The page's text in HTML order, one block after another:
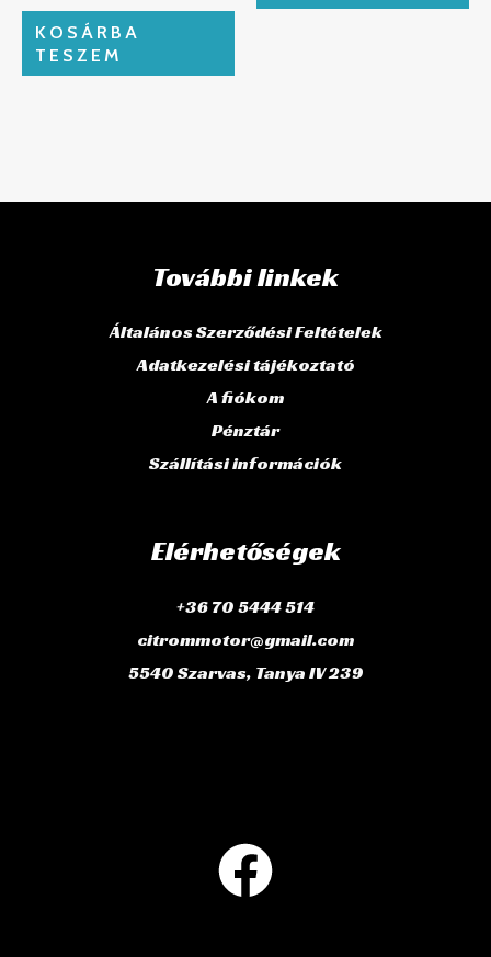
KOSÁRBA
TESZEM
További linkek
Általános Szerződési Feltételek
Adatkezelési tájékoztató
A fiókom
Pénztár
Szállítási információk
Elérhetőségek
+36 70 5444 514
citrommotor@gmail.com
5540 Szarvas, Tanya IV 239